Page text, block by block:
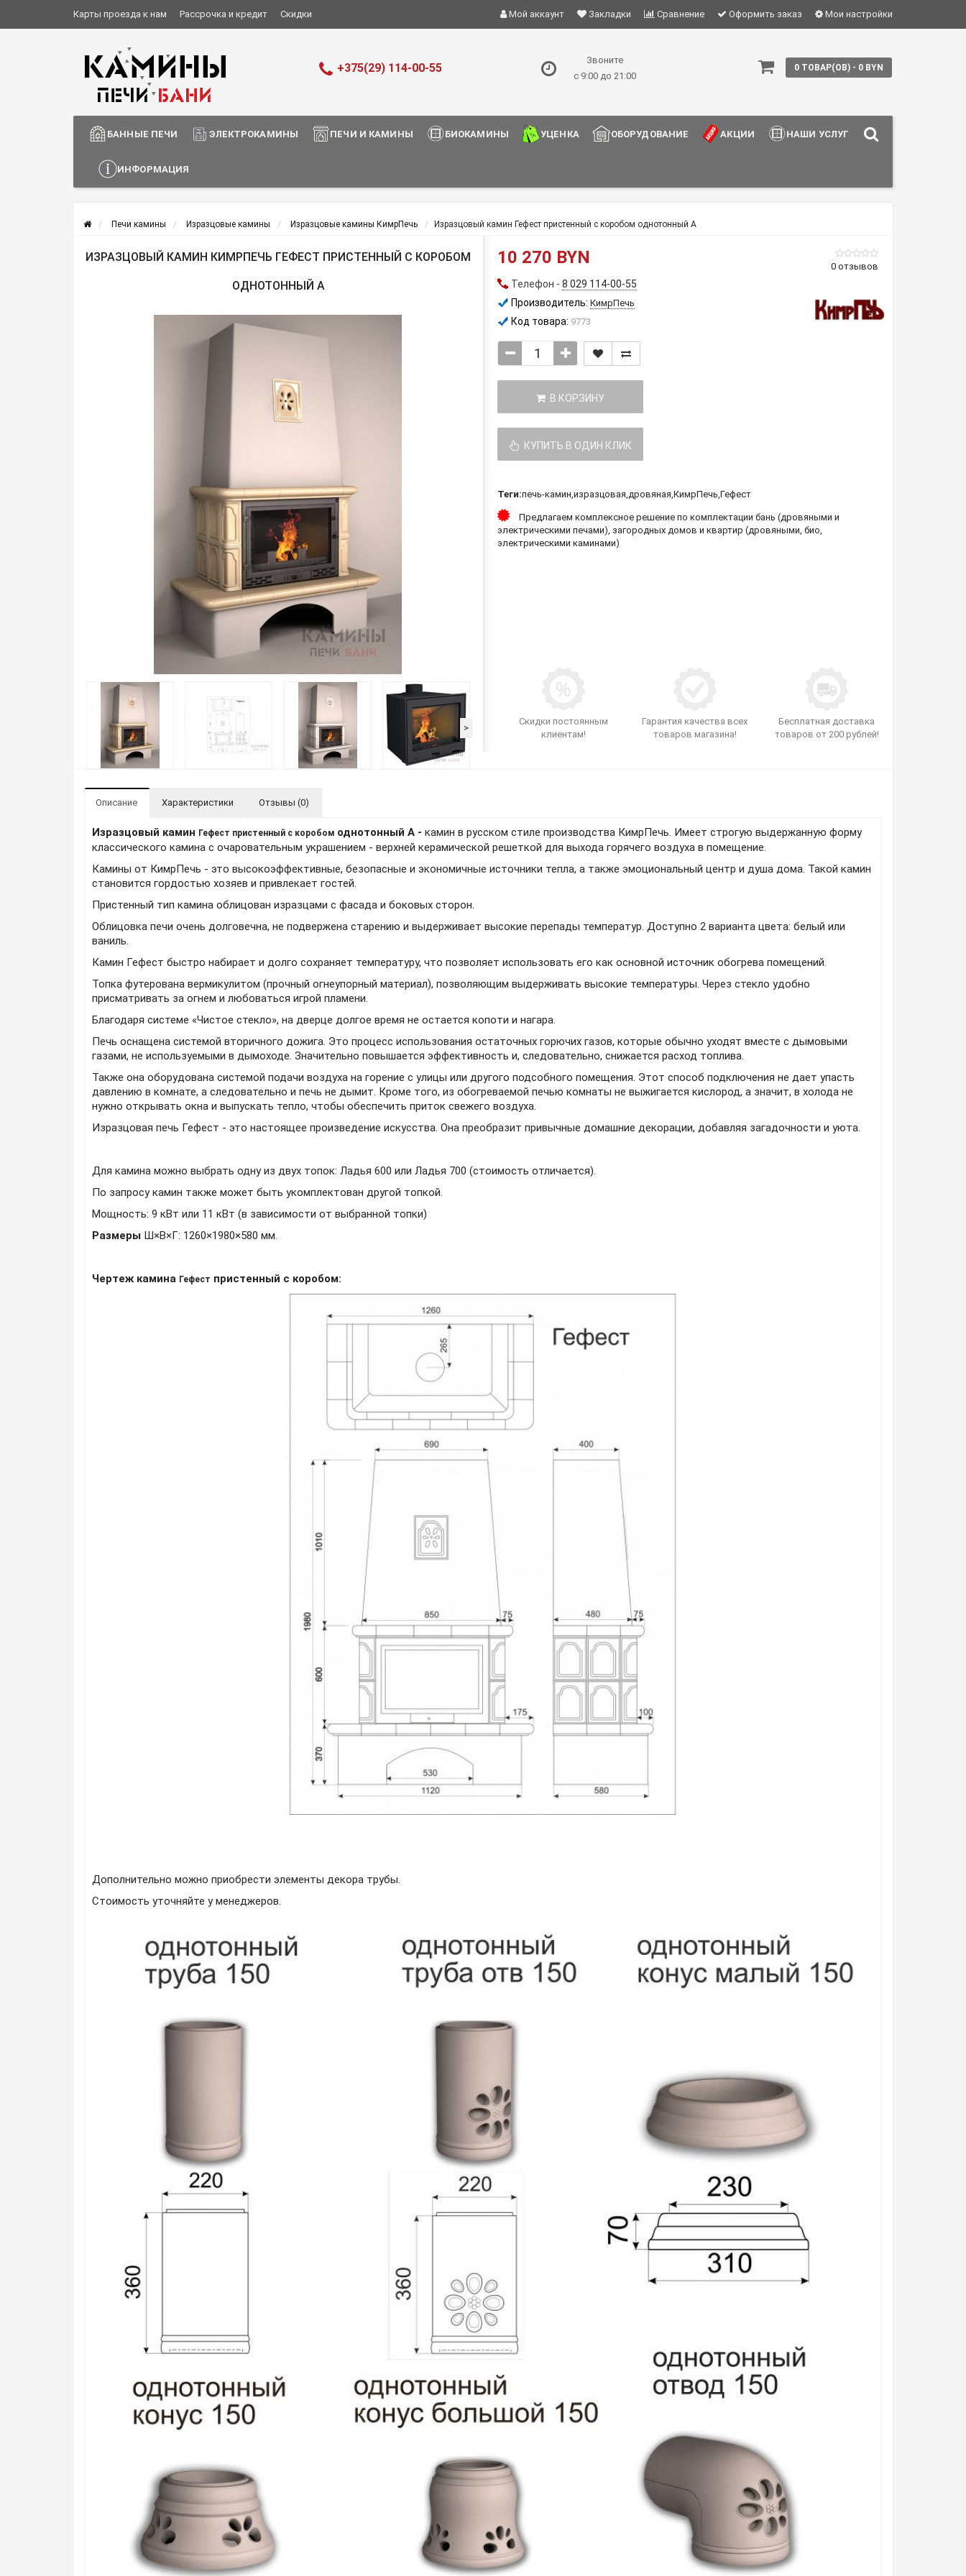
Карты проезда к нам Рассрочка и кредит Скидки
Информация о доставке
Мой аккаунт Закладки Сравнение Оформить заказ Мои настройки
+375(29) 114-00-55
Звоните
с 9:00 до 21:00
0 ТОВАР(ОВ) - 0 BYN
БАННЫЕ ПЕЧИ ЭЛЕКТРОКАМИНЫ ПЕЧИ И КАМИНЫ БИОКАМИНЫ УЦЕНКА ОБОРУДОВАНИЕ АКЦИИ НАШИ УСЛУГИ
ИНФОРМАЦИЯ
Печи камины Изразцовые камины Изразцовые камины КимрПечь Изразцовый камин Гефест пристенный с коробом однотонный А
ИЗРАЗЦОВЫЙ КАМИН КИМРПЕЧЬ ГЕФЕСТ ПРИСТЕННЫЙ С КОРОБОМ
ОДНОТОННЫЙ А
>
0 отзывов
10 270 BYN
Телефон - 8 029 114-00-55
Производитель: КимрПечь
Код товара: 9773
В КОРЗИНУ
КУПИТЬ В ОДИН КЛИК
Теги:печь-камин,изразцовая,дровяная,КимрПечь,Гефест
Скидки постоянным
клиентам!
Гарантия качества всех
товаров магазина!
Бесплатная доставка
товаров от 200 рублей!
Предлагаем комплексное решение по комплектации бань (дровяными и
электрическими печами), загородных домов и квартир (дровяными, био,
электрическими каминами)
Описание Характеристики Отзывы (0)
Изразцовый камин Гефест пристенный с коробом однотонный А - камин в русском стиле производства КимрПечь. Имеет строгую выдержанную форму
классического камина с очаровательным украшением - верхней керамической решеткой для выхода горячего воздуха в помещение.
Камины от КимрПечь - это высокоэффективные, безопасные и экономичные источники тепла, а также эмоциональный центр и душа дома. Такой камин
становится гордостью хозяев и привлекает гостей.
Пристенный тип камина облицован изразцами с фасада и боковых сторон.
Облицовка печи очень долговечна, не подвержена старению и выдерживает высокие перепады температур. Доступно 2 варианта цвета: белый или
ваниль.
Камин Гефест быстро набирает и долго сохраняет температуру, что позволяет использовать его как основной источник обогрева помещений.
Топка футерована вермикулитом (прочный огнеупорный материал), позволяющим выдерживать высокие температуры. Через стекло удобно
присматривать за огнем и любоваться игрой пламени.
Благодаря системе «Чистое стекло», на дверце долгое время не остается копоти и нагара.
Печь оснащена системой вторичного дожига. Это процесс использования остаточных горючих газов, которые обычно уходят вместе с дымовыми
газами, не используемыми в дымоходе. Значительно повышается эффективность и, следовательно, снижается расход топлива.
Также она оборудована системой подачи воздуха на горение с улицы или другого подсобного помещения. Этот способ подключения не дает упасть
давлению в комнате, а следовательно и печь не дымит. Кроме того, из обогреваемой печью комнаты не выжигается кислород, а значит, в холода не
нужно открывать окна и выпускать тепло, чтобы обеспечить приток свежего воздуха.
Изразцовая печь Гефест - это настоящее произведение искусства. Она преобразит привычные домашние декорации, добавляя загадочности и уюта.
Для камина можно выбрать одну из двух топок: Ладья 600 или Ладья 700 (стоимость отличается).
По запросу камин также может быть укомплектован другой топкой.
Мощность: 9 кВт или 11 кВт (в зависимости от выбранной топки)
Размеры Ш×В×Г: 1260×1980×580 мм.
Чертеж камина Гефест пристенный с коробом:
Дополнительно можно приобрести элементы декора трубы.
Стоимость уточняйте у менеджеров.